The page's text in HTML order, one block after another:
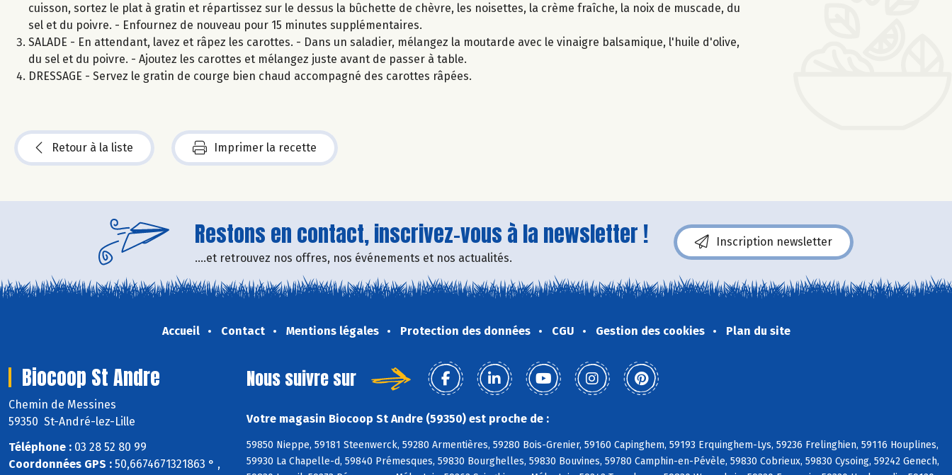
cuisson, sortez le plat à gratin et répartissez sur le dessus la bûchette de chèvre, les noisettes, la crème fraîche, la noix de muscade, du
sel et du poivre. - Enfournez de nouveau pour 15 minutes supplémentaires.
SALADE - En attendant, lavez et râpez les carottes. - Dans un saladier, mélangez la moutarde avec le vinaigre balsamique, l'huile d'olive,
du sel et du poivre. - Ajoutez les carottes et mélangez juste avant de passer à table.
DRESSAGE - Servez le gratin de courge bien chaud accompagné des carottes râpées.
Retour à la liste Imprimer la recette
Restons en contact, inscrivez-vous à la newsletter !
....et retrouvez nos offres, nos événements et nos actualités.
Inscription newsletter
Accueil Contact Mentions légales Protection des données CGU Gestion des cookies Plan du site
Biocoop St Andre
Chemin de Messines
59350 St-André-lez-Lille
Téléphone : 03 28 52 80 99
Coordonnées GPS : 50,6674671321863 ° ,
Nous suivre sur
Votre magasin Biocoop St Andre (59350) est proche de :
59850 Nieppe, 59181 Steenwerck, 59280 Armentières, 59280 Bois-Grenier, 59160 Capinghem, 59193 Erquinghem-Lys, 59236 Frelinghien, 59116 Houplines,
59930 La Chapelle-d, 59840 Prémesques, 59830 Bourghelles, 59830 Bouvines, 59780 Camphin-en-Pévèle, 59830 Cobrieux, 59830 Cysoing, 59242 Genech,